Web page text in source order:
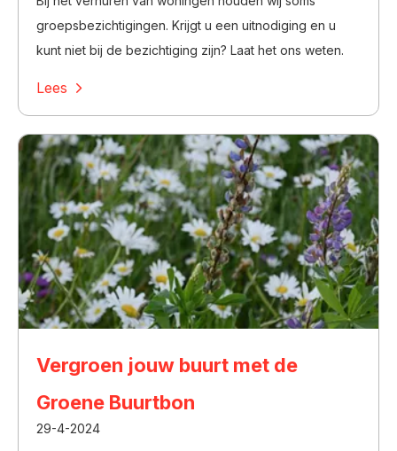
groepsbezichtigingen. Krijgt u een uitnodiging en u
kunt niet bij de bezichtiging zijn? Laat het ons weten.
Lees
Vergroen jouw buurt met de
Groene Buurtbon
29-4-2024